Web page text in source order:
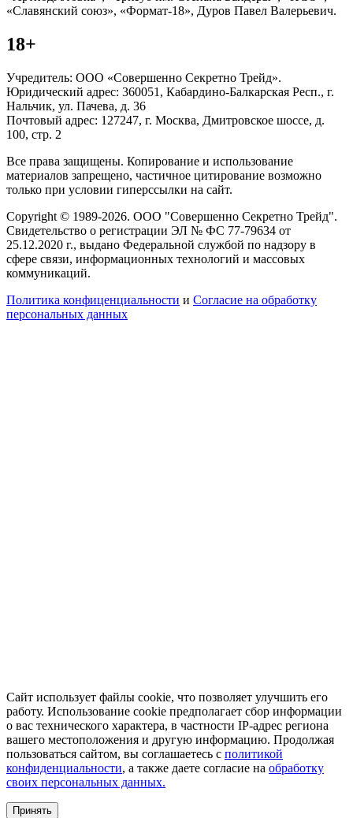
«Славянский союз», «Формат-18», Дуров Павел Валерьевич.
18+
Учредитель: ООО «Совершенно Секретно Трейд».
Юридический адрес: 360051, Кабардино-Балкарская Респ., г.
Нальчик, ул. Пачева, д. 36
Почтовый адрес: 127247, г. Москва, Дмитровское шоссе, д.
100, стр. 2
Все права защищены. Копирование и использование
материалов запрещено, частичное цитирование возможно
только при условии гиперссылки на сайт.
Copyright © 1989-2026. ООО "Совершенно Секретно Трейд".
Свидетельство о регистрации ЭЛ № ФС 77-79634 от
25.12.2020 г., выдано Федеральной службой по надзору в
сфере связи, информационных технологий и массовых
коммуникаций.
Политика конфиценциальности и Согласие на обработку
персональных данных
Сайт использует файлы cookie, что позволяет улучшить его
работу. Использование cookie предполагает сбор информации
о вас технического характера, в частности IP-адрес региона
вашего местоположения и другую информацию. Продолжая
пользоваться сайтом, вы соглашаетесь с политикой
конфиденциальности, а также даете согласие на обработку
своих персональных данных.
Принять